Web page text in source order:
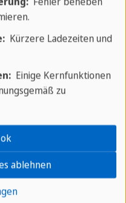
Sie
Verpassen Sie
Kürzere Ladezeiten und
Einige Kernfunktionen
zu
ablehnen